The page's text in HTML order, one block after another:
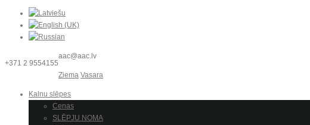
+371 2 9554155
aac@aac.lv
Ziema Vasara
Kalnu slēpes
Cenas
SLĒPJU NOMA